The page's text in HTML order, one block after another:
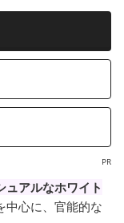
PR
アルなホワイト
中心に、官能的な